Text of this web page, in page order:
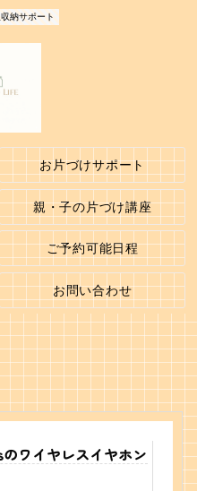
納サポート
お片づけサポート
親・子の片づけ講座
ご予約可能日程
お問い合わせ
のワイヤレスイヤホン